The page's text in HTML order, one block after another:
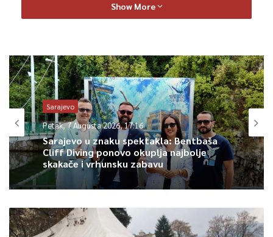
Centri za komunalne usluge već postoje u općinama Novo
usluga na jednom mjestu bez provizije. U narednom periodu, bt
će razmatrena i mogućnost otvaranja i u ostalim općinama u
Kantonu Sarajevo.
0
Article Rating
Show More
Sarajevo
Petak, 7 Augusta 2026, 17:16
Sarajevo u znaku spektakla: Bentbaša
Cliff Diving ponovo okuplja najbolje
skakače i vrhunsku zabavu